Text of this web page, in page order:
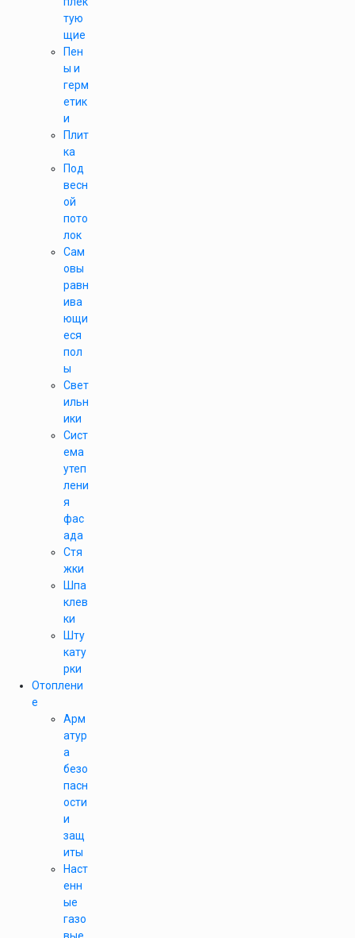
тую
щие
Пен
ы и
герм
етик
и
Плит
ка
Под
весн
ой
пото
лок
Сам
овы
равн
ива
ющи
еся
пол
ы
Свет
ильн
ики
Сист
ема
утеп
лени
я
фас
ада
Стя
жки
Шпа
клев
ки
Шту
кату
рки
Отоплени
е
Арм
атур
а
безо
пасн
ости
и
защ
иты
Наст
енн
ые
газо